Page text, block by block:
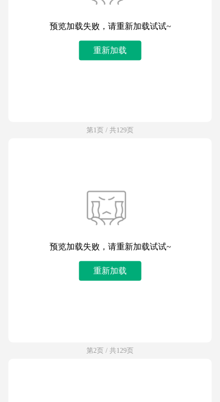
预览加载失败，请重新加载试试~
重新加载
第1页 / 共129页
预览加载失败，请重新加载试试~
重新加载
第2页 / 共129页